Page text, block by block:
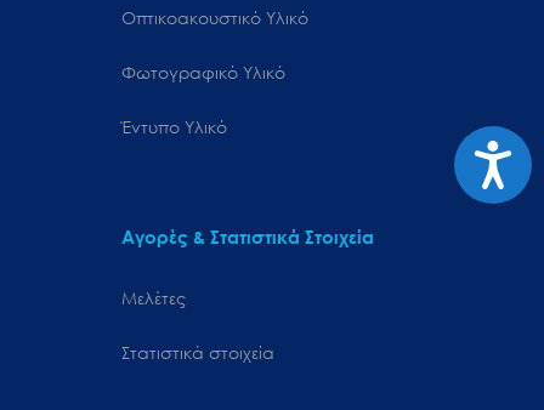
Οπτικοακουστικό Υλικό
Φωτογραφικό Υλικό
Έντυπο Υλικό
Αγορές & Στατιστικά Στοιχεία
Μελέτες
Στατιστικά στοιχεία